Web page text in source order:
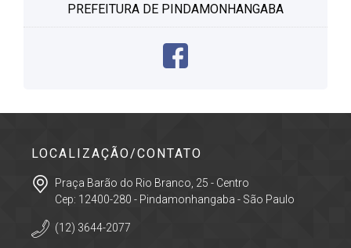
PREFEITURA DE PINDAMONHANGABA
LOCALIZAÇÃO/CONTATO
Praça Barão do Rio Branco, 25 - Centro
Cep: 12400-280 - Pindamonhangaba - São Paulo
(12) 3644-2077